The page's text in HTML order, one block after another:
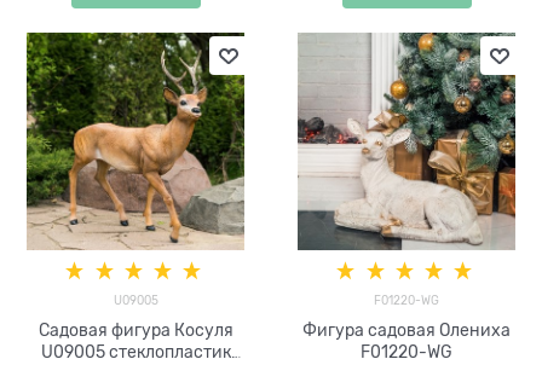
U09005
Садовая фигура Косуля
U09005 стеклопластик
F01220-WG
Фигура садовая Олениха
F01220-WG